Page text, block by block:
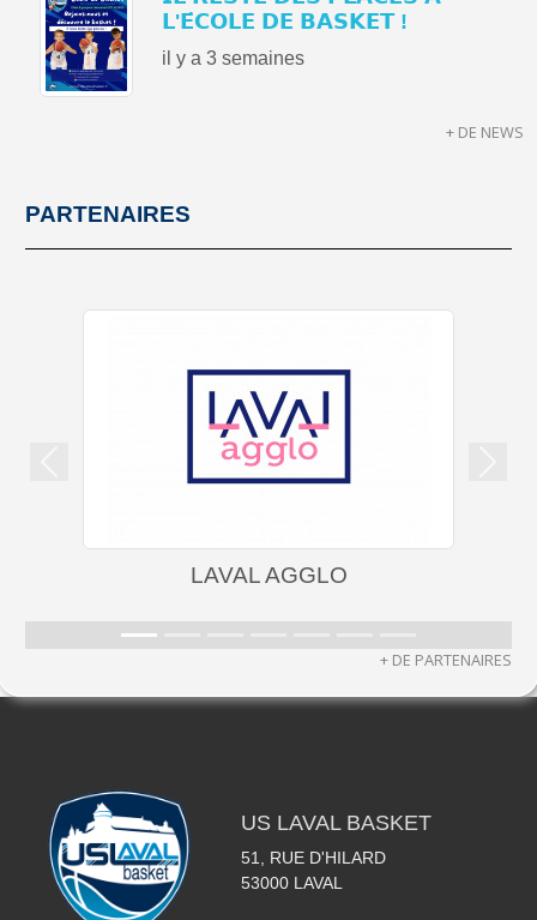
𝗟'𝗘́𝗖𝗢𝗟𝗘 𝗗𝗘 𝗕𝗔𝗦𝗞𝗘𝗧 !
il y a 3 semaines
+ DE NEWS
PARTENAIRES
LAVAL AGGLO
+ DE PARTENAIRES
US LAVAL BASKET
51, RUE D'HILARD
53000 LAVAL